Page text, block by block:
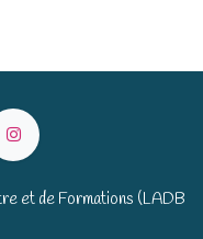
et de Formations (LADB